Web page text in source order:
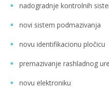
nadogradnje kontrolnih
novi sistem podmazivanja
novu identifikacionu pločicu
premazivanje rashladnog
novu elektroniku